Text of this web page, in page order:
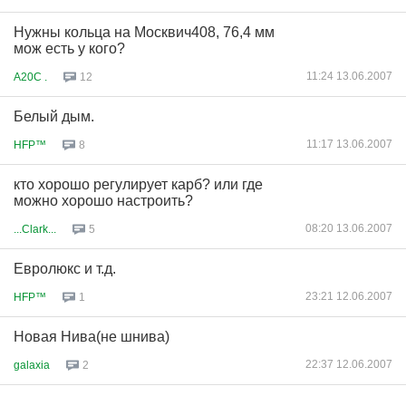
Нужны кольца на Москвич408, 76,4 мм
мож есть у кого?
A20C . 12 11:24 13.06.2007
Белый дым.
HFP™ 8 11:17 13.06.2007
кто хорошо регулирует карб? или где
можно хорошо настроить?
...Clark... 5 08:20 13.06.2007
Евролюкс и т.д.
HFP™ 1 23:21 12.06.2007
Новая Нива(не шнива)
galaxia 2 22:37 12.06.2007